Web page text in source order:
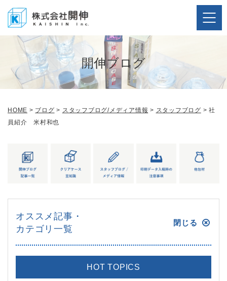
開伸ブログ
HOME > ブログ > スタッフブログ/メディア情報 > スタッフブログ > 社
員紹介 米村和也
オススメ記事・
カテゴリ一覧
HOT TOPICS